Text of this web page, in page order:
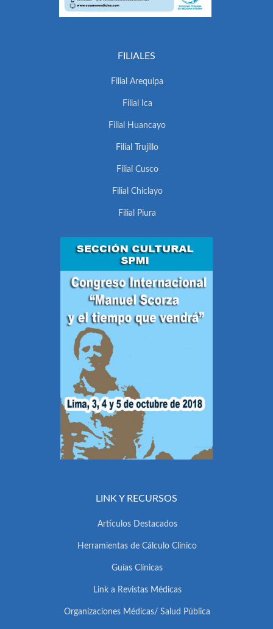
FILIALES
Filial Arequipa
Filial Ica
Filial Huancayo
Filial Trujillo
Filial Cusco
Filial Chiclayo
Filial Piura
LINK Y RECURSOS
Artículos Destacados
Herramientas de Cálculo Clínico
Guías Clínicas
Link a Revistas Médicas
Organizaciones Médicas/ Salud Pública